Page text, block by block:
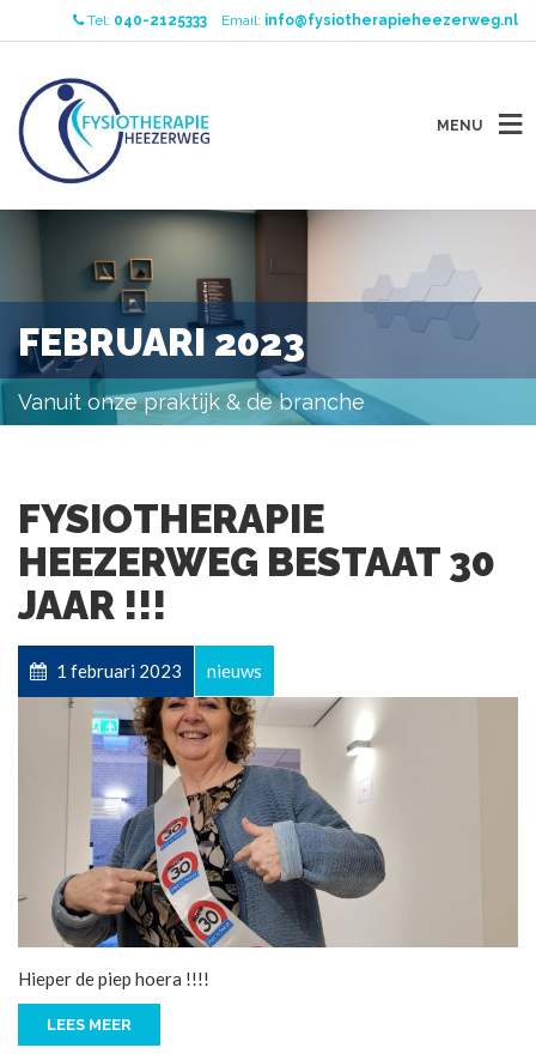
Tel: 040-2125333 Email: info@fysiotherapieheezerweg.nl
MENU
FEBRUARI 2023
Vanuit onze praktijk & de branche
FYSIOTHERAPIE
HEEZERWEG BESTAAT 30
JAAR !!!
1 februari 2023 nieuws
Hieper de piep hoera !!!!
LEES MEER